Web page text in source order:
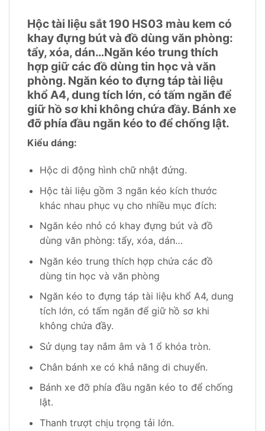
Hộc tài liệu sắt 190 HS03 màu kem có
khay đựng bút và đồ dùng văn phòng:
tẩy, xóa, dán…Ngăn kéo trung thích
hợp giữ các đồ dùng tin học và văn
phòng. Ngăn kéo to đựng táp tài liệu
khổ A4, dung tích lớn, có tấm ngăn để
giữ hồ sơ khi không chứa đầy. Bánh xe
đỡ phía đầu ngăn kéo to để chống lật.
Kiểu dáng:
Hộc di động hình chữ nhật đứng.
Hộc tài liệu gồm 3 ngăn kéo kích thước
khác nhau phục vụ cho nhiều mục đích:
Ngăn kéo nhỏ có khay đựng bút và đồ
dùng văn phòng: tẩy, xóa, dán…
Ngăn kéo trung thích hợp chứa các đồ
dùng tin học và văn phòng
Ngăn kéo to đựng táp tài liệu khổ A4, dung
tích lớn, có tấm ngăn để giữ hồ sơ khi
không chứa đầy.
Sử dụng tay nắm âm và 1 ổ khóa tròn.
Chân bánh xe có khả năng di chuyển.
Bánh xe đỡ phía đầu ngăn kéo to để chống
lật.
Thanh trượt chịu trọng tải lớn.